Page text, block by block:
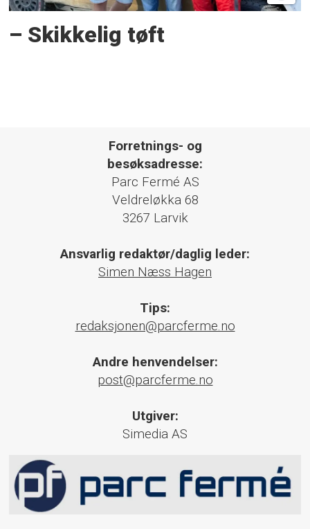
– Skikkelig tøft
Forretnings- og
besøksadresse:
Parc Fermé AS
Veldreløkka 68
3267 Larvik
Ansvarlig redaktør/daglig leder:
Simen Næss Hagen
Tips:
redaksjonen@parcferme.no
Andre henvendelser:
post@parcferme.no
Utgiver:
Simedia AS